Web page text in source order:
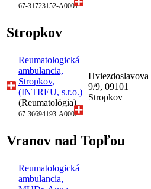
67-31723152-A0001
Stropkov
Reumatologická
ambulancia,
Stropkov,
(INTREU, s.r.o.)
(Reumatológia)
67-36694193-A0002
Hviezdoslavova
9/9, 09101
Stropkov
Vranov nad Topľou
Reumatologická
ambulancia,